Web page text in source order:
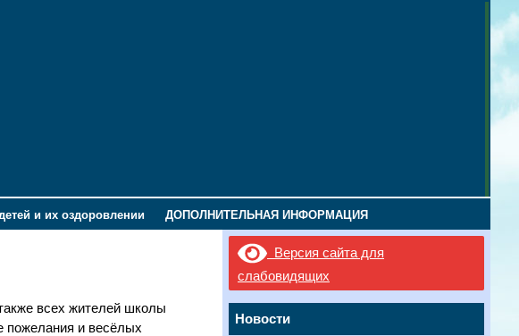
и их оздоровлении ДОПОЛНИТЕЛЬНАЯ ИНФОРМАЦИЯ
Версия сайта для
слабовидящих
Новости
всех жителей школы
пожелания и весёлых